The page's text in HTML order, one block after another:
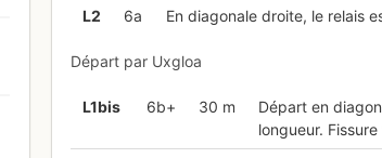
L2 6a En diagonale droite, le relais
Départ par Uxgloa
L1bis 6b+ 30 m
Départ en
longueur.